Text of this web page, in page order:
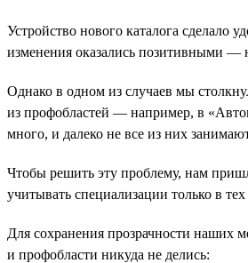
Устройство нового каталога сделало
изменения оказались позитивными —
Однако в одном из случаев мы
из профобластей — например, в
много, и далеко не все из них
Чтобы решить эту проблему, нам
учитывать специализации только в
Для сохранения прозрачности наших
и профобласти никуда не делись: